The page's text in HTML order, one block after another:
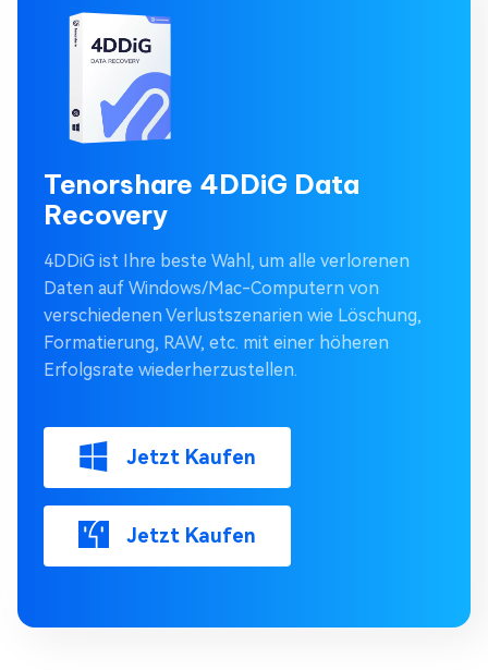
Tenorshare 4DDiG Data
Recovery
4DDiG ist Ihre beste Wahl, um alle verlorenen
Daten auf Windows/Mac-Computern von
verschiedenen Verlustszenarien wie Löschung,
Formatierung, RAW, etc. mit einer höheren
Erfolgsrate wiederherzustellen.
Jetzt Kaufen
Jetzt Kaufen